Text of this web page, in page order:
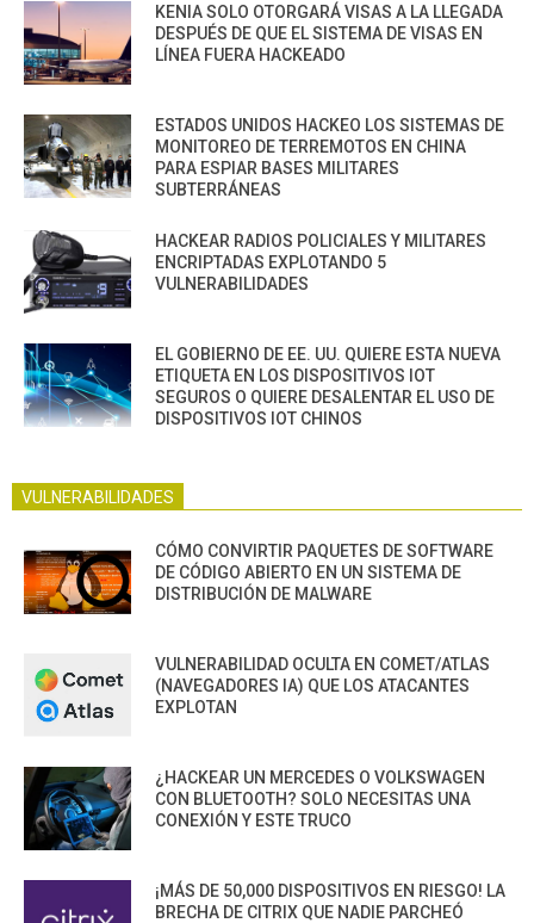
KENIA SOLO OTORGARÁ VISAS A LA LLEGADA
DESPUÉS DE QUE EL SISTEMA DE VISAS EN
LÍNEA FUERA HACKEADO
ESTADOS UNIDOS HACKEO LOS SISTEMAS DE
MONITOREO DE TERREMOTOS EN CHINA
PARA ESPIAR BASES MILITARES
SUBTERRÁNEAS
HACKEAR RADIOS POLICIALES Y MILITARES
ENCRIPTADAS EXPLOTANDO 5
VULNERABILIDADES
EL GOBIERNO DE EE. UU. QUIERE ESTA NUEVA
ETIQUETA EN LOS DISPOSITIVOS IOT
SEGUROS O QUIERE DESALENTAR EL USO DE
DISPOSITIVOS IOT CHINOS
VULNERABILIDADES
CÓMO CONVIRTIR PAQUETES DE SOFTWARE
DE CÓDIGO ABIERTO EN UN SISTEMA DE
DISTRIBUCIÓN DE MALWARE
VULNERABILIDAD OCULTA EN COMET/ATLAS
(NAVEGADORES IA) QUE LOS ATACANTES
EXPLOTAN
¿HACKEAR UN MERCEDES O VOLKSWAGEN
CON BLUETOOTH? SOLO NECESITAS UNA
CONEXIÓN Y ESTE TRUCO
¡MÁS DE 50,000 DISPOSITIVOS EN RIESGO! LA
BRECHA DE CITRIX QUE NADIE PARCHEÓ